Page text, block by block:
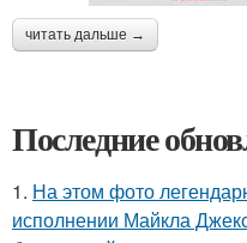
читать дальше →
Последние
1. На этом фото
исполнении Майкла